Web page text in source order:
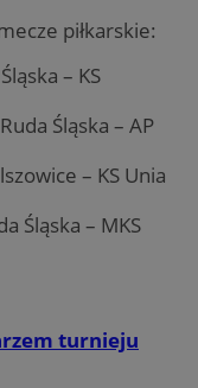
piłkarskie:
– KS
Śląska – AP
– KS Unia
Śląska – MKS
turnieju